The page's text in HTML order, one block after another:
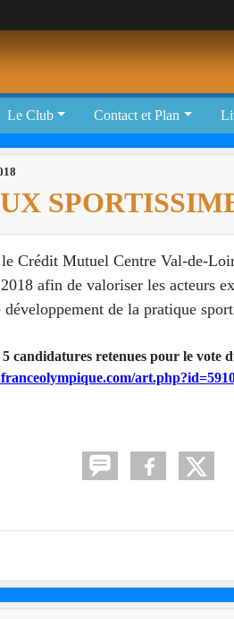
Le Club Contact et Plan
Crédit Mutuel Centre Val-de-
afin de valoriser les acteurs
de la pratique
5 candidatures retenues pour le vote